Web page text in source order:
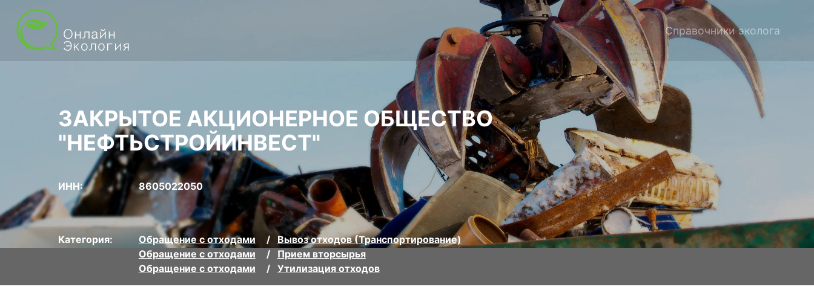
Справочники эколога
ЗАКРЫТОЕ АКЦИОНЕРНОЕ ОБЩЕСТВО
"НЕФТЬСТРОЙИНВЕСТ"
ИНН: 8605022050
Категория: Обращение с отходами
Вывоз отходов (Транспортирование)
Обращение с отходами
Прием вторсырья
Обращение с отходами
Утилизация отходов